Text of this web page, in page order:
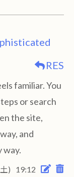
RES
familiar. You
or search
the site,
and
way.
) 19:12